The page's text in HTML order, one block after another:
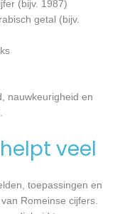
(bijv. 1987)
getal (bijv.
nauwkeurigheid en
veel
toepassingen en
Romeinse cijfers.